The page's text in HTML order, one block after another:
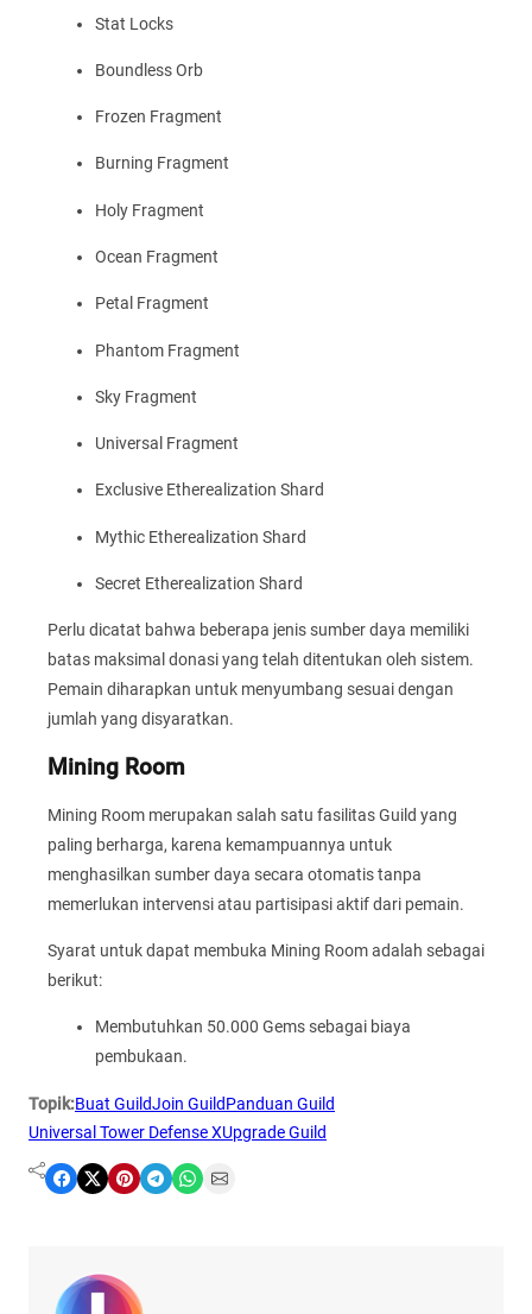
Stat Locks
Boundless Orb
Frozen Fragment
Burning Fragment
Holy Fragment
Ocean Fragment
Petal Fragment
Phantom Fragment
Sky Fragment
Universal Fragment
Exclusive Etherealization Shard
Mythic Etherealization Shard
Secret Etherealization Shard
Perlu dicatat bahwa beberapa jenis sumber daya memiliki
batas maksimal donasi yang telah ditentukan oleh sistem.
Pemain diharapkan untuk menyumbang sesuai dengan
jumlah yang disyaratkan.
Mining Room
Mining Room merupakan salah satu fasilitas Guild yang
paling berharga, karena kemampuannya untuk
menghasilkan sumber daya secara otomatis tanpa
memerlukan intervensi atau partisipasi aktif dari pemain.
Syarat untuk dapat membuka Mining Room adalah sebagai
berikut:
Membutuhkan 50.000 Gems sebagai biaya
pembukaan.
Topik:Buat GuildJoin GuildPanduan Guild
Universal Tower Defense XUpgrade Guild
Share on Facebook Share on X Share on Pinterest Share on Telegram Share on WhatsApp Share on Email